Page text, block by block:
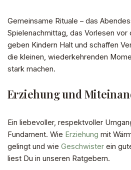
Gemeinsame Rituale – das
Spielenachmittag, das Vorlesen vor
geben Kindern Halt und schaffen
die kleinen, wiederkehrenden
stark machen.
Erziehung und
Ein liebevoller, respektvoller
Fundament. Wie Erziehung mit
gelingt und wie Geschwisterein
liest Du in unseren Ratgebern.